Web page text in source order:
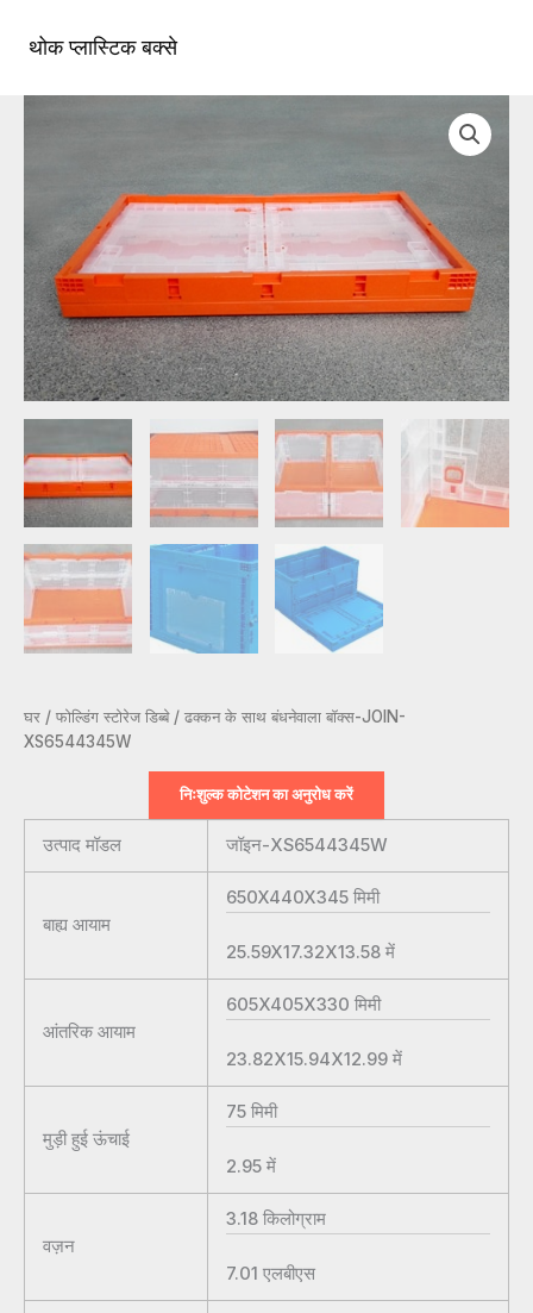
थोक प्लास्टिक बक्से
मेन्यू
घर / फोल्डिंग स्टोरेज डिब्बे/ ढक्कन के साथ बंधनेवाला बॉक्स-JOIN-
XS6544345W
निःशुल्क कोटेशन का अनुरोध करें
उत्पाद मॉडल जॉइन-XS6544345W
बाह्य आयाम
650X440X345 मिमी
25.59X17.32X13.58 में
आंतरिक आयाम
605X405X330 मिमी
23.82X15.94X12.99 में
मुड़ी हुई ऊंचाई
75 मिमी
2.95 में
वज़न
3.18 किलोग्राम
7.01 एलबीएस